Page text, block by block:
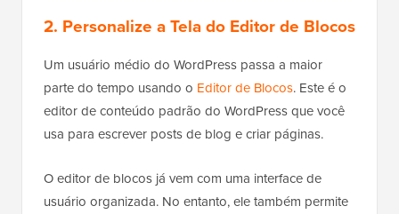
2. Personalize a Tela do Editor de Blocos
Um usuário médio do WordPress passa a maior
parte do tempo usando o Editor de Blocos. Este é o
editor de conteúdo padrão do WordPress que você
usa para escrever posts de blog e criar páginas.
O editor de blocos já vem com uma interface de
usuário organizada. No entanto, ele também permite